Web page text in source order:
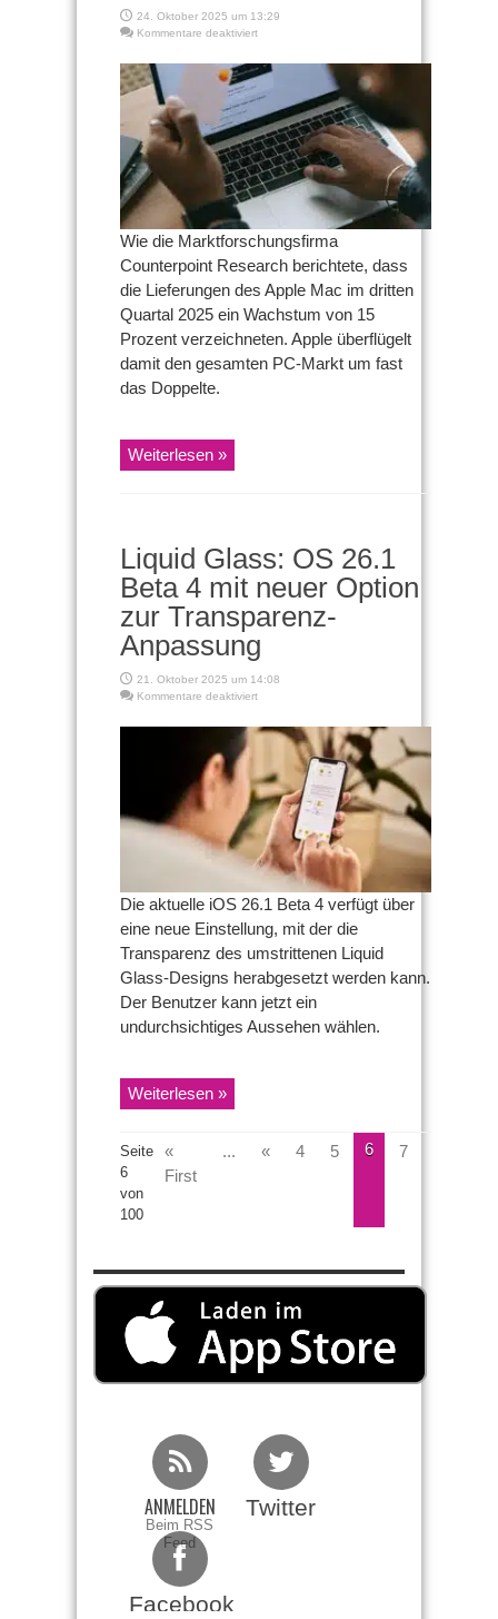
24. Oktober 2025 um 13:29
Kommentare deaktiviertfür
Lieferungen
dritten
Quartal
2025
um
15
Prozent
gestiegen
Wie die Marktforschungsfirma
Counterpoint Research berichtete, dass
die Lieferungen des Apple Mac im dritten
Quartal 2025 ein Wachstum von 15
Prozent verzeichneten. Apple überflügelt
damit den gesamten PC-Markt um fast
das Doppelte.
Weiterlesen »
Liquid Glass: OS 26.1
Beta 4 mit neuer Option
zur Transparenz-
Anpassung
21. Oktober 2025 um 14:08
Kommentare deaktiviertfür
Glass:
Beta
4
mit
neuer
Option
zur
Transparenz-
Anpassung
Die aktuelle iOS 26.1 Beta 4 verfügt über
eine neue Einstellung, mit der die
Transparenz des umstrittenen Liquid
Glass-Designs herabgesetzt werden kann.
Der Benutzer kann jetzt ein
undurchsichtiges Aussehen wählen.
Weiterlesen »
Seite
6
von
100
«
First
... « 4 5 6 7
ANMELDEN
Beim RSS
Feed
Twitter
Facebook